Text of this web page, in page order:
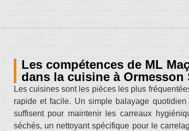
Les compétences de ML
dans la cuisine à Ormesson
Les cuisines sont les pièces les plus
rapide et facile. Un simple balayage
suffisent pour maintenir les carreaux
séchés, un nettoyant spécifique pour le